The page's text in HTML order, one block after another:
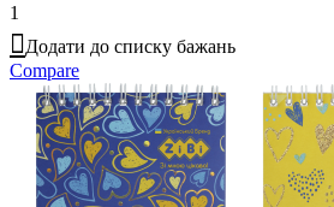
1
Додати до списку бажань
Compare